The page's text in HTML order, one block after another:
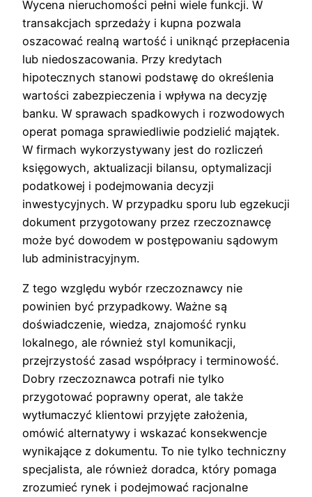
Wycena nieruchomości pełni wiele funkcji. W
transakcjach sprzedaży i kupna pozwala
oszacować realną wartość i uniknąć przepłacenia
lub niedoszacowania. Przy kredytach
hipotecznych stanowi podstawę do określenia
wartości zabezpieczenia i wpływa na decyzję
banku. W sprawach spadkowych i rozwodowych
operat pomaga sprawiedliwie podzielić majątek.
W firmach wykorzystywany jest do rozliczeń
księgowych, aktualizacji bilansu, optymalizacji
podatkowej i podejmowania decyzji
inwestycyjnych. W przypadku sporu lub egzekucji
dokument przygotowany przez rzeczoznawcę
może być dowodem w postępowaniu sądowym
lub administracyjnym.
Z tego względu wybór rzeczoznawcy nie
powinien być przypadkowy. Ważne są
doświadczenie, wiedza, znajomość rynku
lokalnego, ale również styl komunikacji,
przejrzystość zasad współpracy i terminowość.
Dobry rzeczoznawca potrafi nie tylko
przygotować poprawny operat, ale także
wytłumaczyć klientowi przyjęte założenia,
omówić alternatywy i wskazać konsekwencje
wynikające z dokumentu. To nie tylko techniczny
specjalista, ale również doradca, który pomaga
zrozumieć rynek i podejmować racjonalne